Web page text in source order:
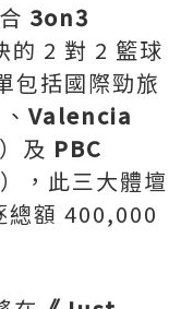
3on3
的 2 對 2 籃球
包括國際勁旅
Valencia
及 PBC
，此三大體壇
總額 400,000